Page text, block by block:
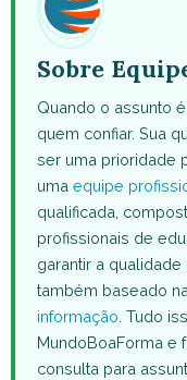
Sobre
Quando o assunto
quem confiar. Sua
ser uma prioridade
uma equipe
qualificada,
profissionais de
garantir a
também baseado
informação . Tudo
MundoBoaForma e
consulta para